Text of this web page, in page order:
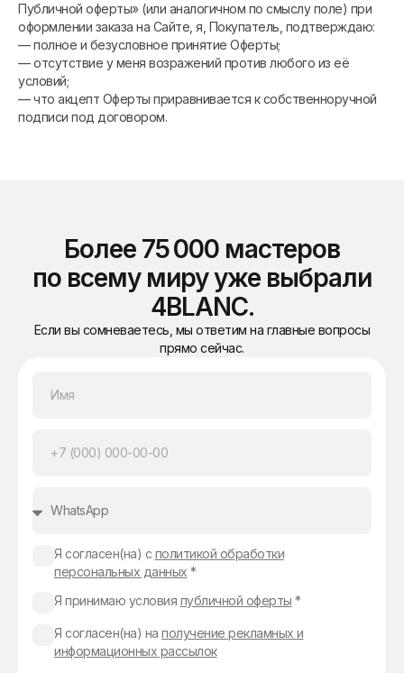
Публичной оферты» (или аналогичном по смыслу поле) при
оформлении заказа на Сайте, я, Покупатель, подтверждаю:
— полное и безусловное принятие Оферты;
— отсутствие у меня возражений против любого из её
условий;
— что акцепт Оферты приравнивается к собственноручной
подписи под договором.
Более 75 000 мастеров
по всему миру уже выбрали
4BLANC.
Если вы сомневаетесь, мы ответим на главные вопросы
прямо сейчас.
Я согласен(на) с политикой обработки
персональных данных *
Я принимаю условия публичной оферты *
Я согласен(на) на получение рекламных и
информационных рассылок